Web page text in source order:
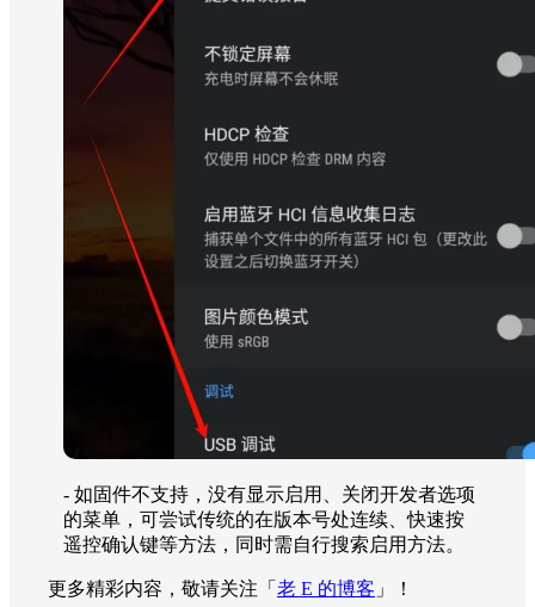
- 如固件不支持，没有显示启用、关闭开发者选项
的菜单，可尝试传统的在版本号处连续、快速按
遥控确认键等方法，同时需自行搜索启用方法。
更多精彩内容，敬请关注「 老 E 的博客 」！